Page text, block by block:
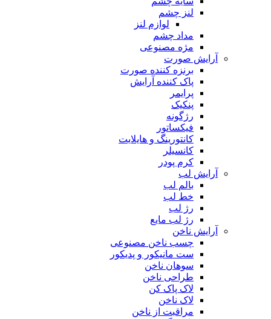
لنز چشم
لوازم لنز
مداد چشم
مژه مصنوعی
آرایش صورت
برنزه کننده صورت
پاک کننده آرایش
پرایمر
پنکیک
رژگونه
فیکساتور
کانتورینگ و هایلایت
کانسیلر
کرم پودر
آرایش لب
بالم لب
خط لب
رژ لب
رژ لب مایع
آرایش ناخن
چسب ناخن مصنوعی
ست مانیکور و پدیکور
سوهان ناخن
طراحی ناخن
لاک پاک کن
لاک ناخن
مراقبت از ناخن